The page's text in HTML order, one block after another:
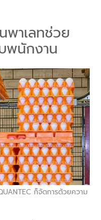
พาเลทช่วย
พนักงาน
ก็จัดการด้วยความ